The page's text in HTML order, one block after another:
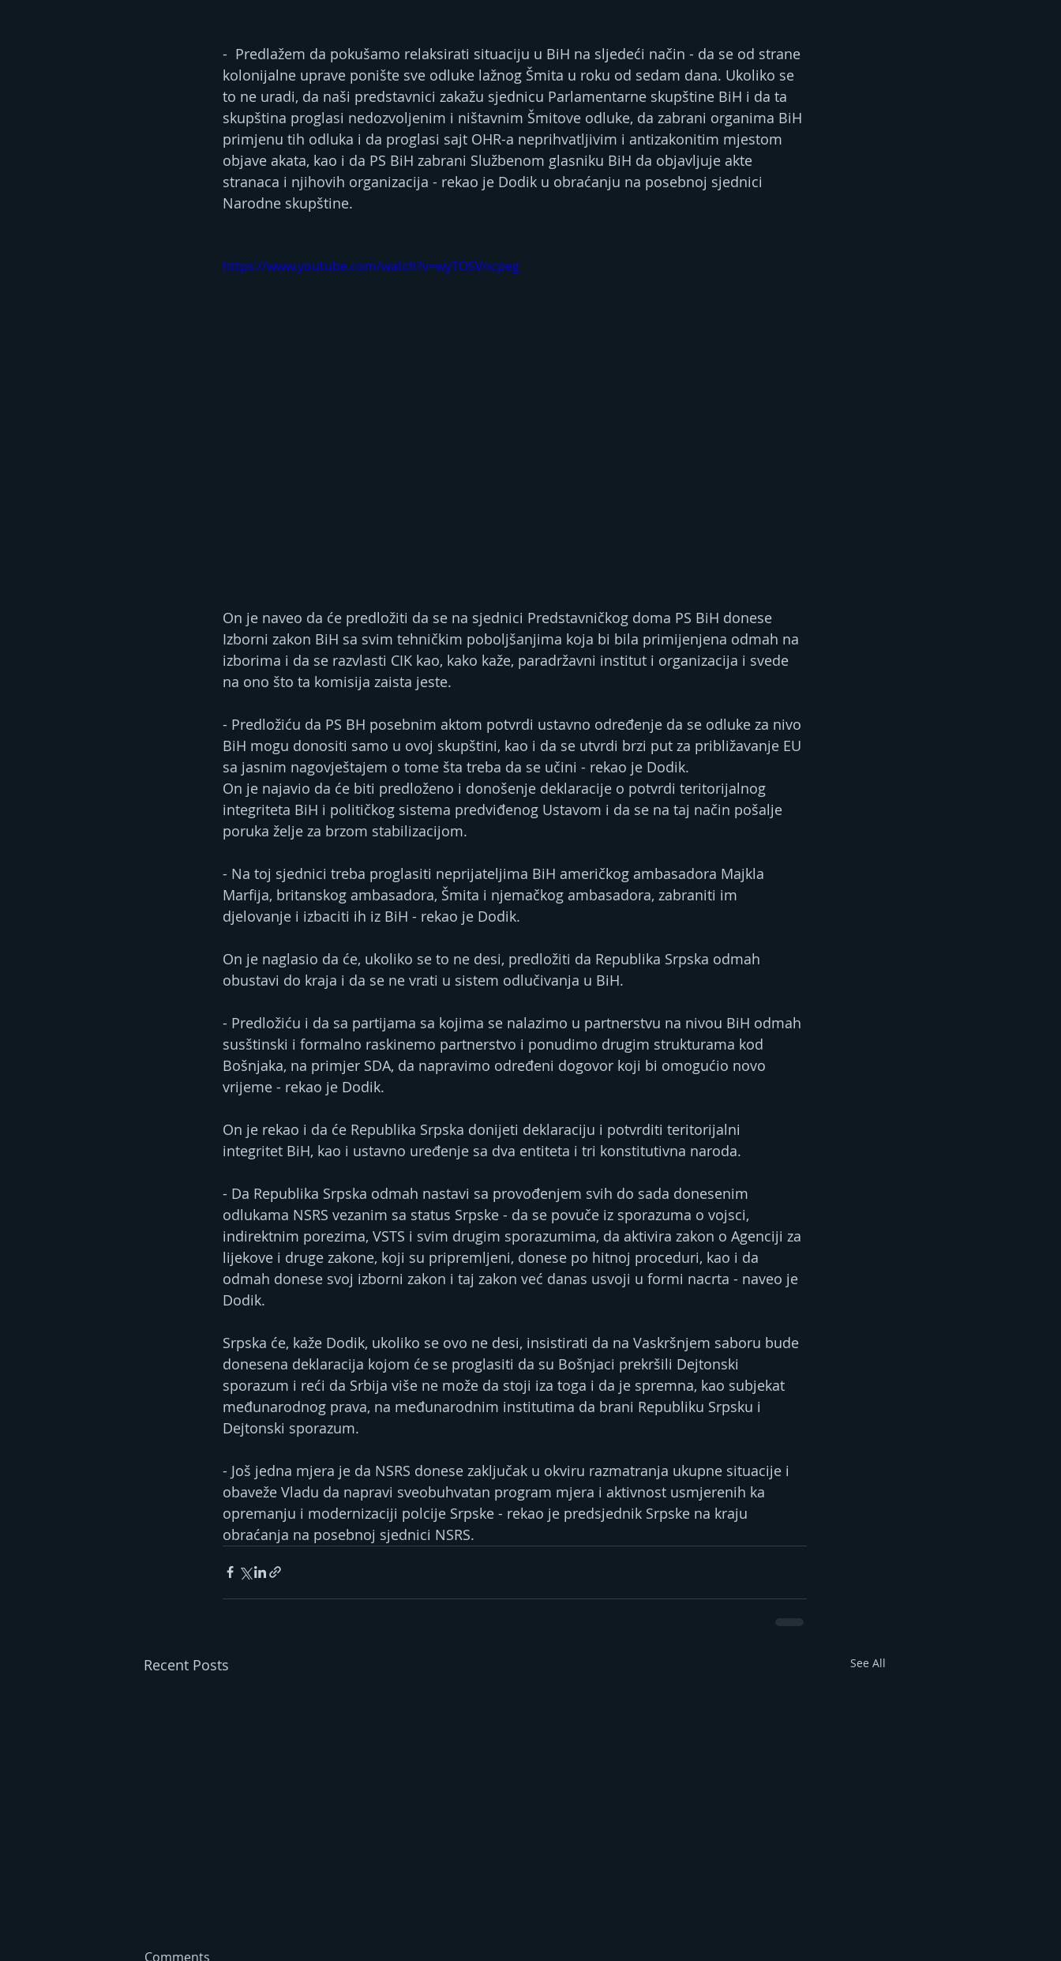
-  Predlažem da pokušamo relaksirati situaciju u BiH na sljedeći način - da se od strane
kolonijalne uprave ponište sve odluke lažnog Šmita u roku od sedam dana. Ukoliko se
to ne uradi, da naši predstavnici zakažu sjednicu Parlamentarne skupštine BiH i da ta
skupština proglasi nedozvoljenim i ništavnim Šmitove odluke, da zabrani organima BiH
primjenu tih odluka i da proglasi sajt OHR-a neprihvatljivim i antizakonitim mjestom
objave akata, kao i da PS BiH zabrani Službenom glasniku BiH da objavljuje akte
stranaca i njihovih organizacija - rekao je Dodik u obraćanju na posebnoj sjednici
Narodne skupštine.
https://www.youtube.com/watch?v=wyTOSVncpeg
On je naveo da će predložiti da se na sjednici Predstavničkog doma PS BiH donese
Izborni zakon BiH sa svim tehničkim poboljšanjima koja bi bila primijenjena odmah na
izborima i da se razvlasti CIK kao, kako kaže, paradržavni institut i organizacija i svede
na ono što ta komisija zaista jeste.
- Predložiću da PS BH posebnim aktom potvrdi ustavno određenje da se odluke za nivo
BiH mogu donositi samo u ovoj skupštini, kao i da se utvrdi brzi put za približavanje EU
sa jasnim nagovještajem o tome šta treba da se učini - rekao je Dodik.
On je najavio da će biti predloženo i donošenje deklaracije o potvrdi teritorijalnog
integriteta BiH i političkog sistema predviđenog Ustavom i da se na taj način pošalje
poruka želje za brzom stabilizacijom.
- Na toj sjednici treba proglasiti neprijateljima BiH američkog ambasadora Majkla
Marfija, britanskog ambasadora, Šmita i njemačkog ambasadora, zabraniti im
djelovanje i izbaciti ih iz BiH - rekao je Dodik.
On je naglasio da će, ukoliko se to ne desi, predložiti da Republika Srpska odmah
obustavi do kraja i da se ne vrati u sistem odlučivanja u BiH.
- Predložiću i da sa partijama sa kojima se nalazimo u partnerstvu na nivou BiH odmah
susštinski i formalno raskinemo partnerstvo i ponudimo drugim strukturama kod
Bošnjaka, na primjer SDA, da napravimo određeni dogovor koji bi omogućio novo
vrijeme - rekao je Dodik.
On je rekao i da će Republika Srpska donijeti deklaraciju i potvrditi teritorijalni
integritet BiH, kao i ustavno uređenje sa dva entiteta i tri konstitutivna naroda.
- Da Republika Srpska odmah nastavi sa provođenjem svih do sada donesenim
odlukama NSRS vezanim sa status Srpske - da se povuče iz sporazuma o vojsci,
indirektnim porezima, VSTS i svim drugim sporazumima, da aktivira zakon o Agenciji za
lijekove i druge zakone, koji su pripremljeni, donese po hitnoj proceduri, kao i da
odmah donese svoj izborni zakon i taj zakon već danas usvoji u formi nacrta - naveo je
Dodik.
Srpska će, kaže Dodik, ukoliko se ovo ne desi, insistirati da na Vaskršnjem saboru bude
donesena deklaracija kojom će se proglasiti da su Bošnjaci prekršili Dejtonski
sporazum i reći da Srbija više ne može da stoji iza toga i da je spremna, kao subjekat
međunarodnog prava, na međunarodnim institutima da brani Republiku Srpsku i
Dejtonski sporazum.
- Јoš jedna mjera je da NSRS donese zaključak u okviru razmatranja ukupne situacije i
obaveže Vladu da napravi sveobuhvatan program mjera i aktivnost usmjerenih ka
opremanju i modernizaciji polcije Srpske - rekao je predsjednik Srpske na kraju
obraćanja na posebnoj sjednici NSRS.
Recent Posts See All
Comments